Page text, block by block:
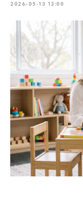
2026-05-13 13:00